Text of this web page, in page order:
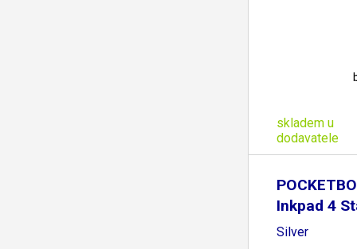
skladem u
dodavatele
Inkpad 4
Silver